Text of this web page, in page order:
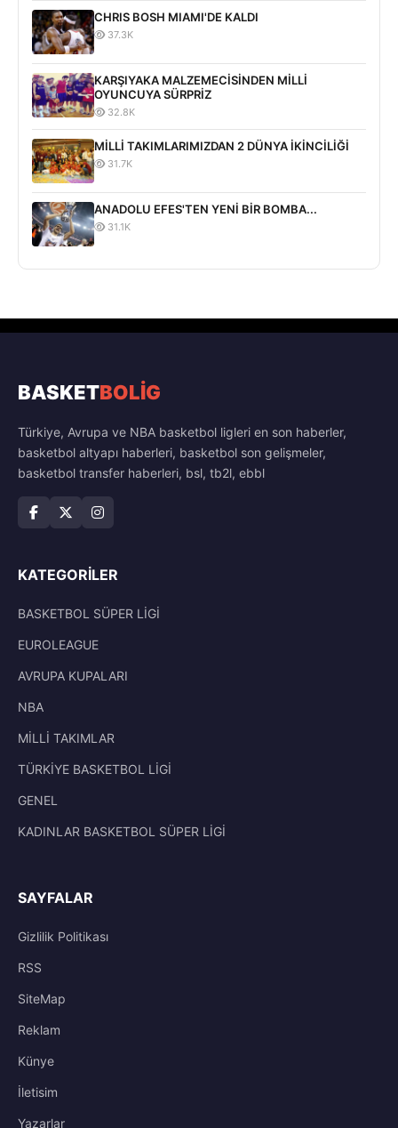
CHRIS BOSH MIAMI'DE KALDI
37.3K
KARŞIYAKA MALZEMECİSİNDEN MİLLİ
OYUNCUYA SÜRPRİZ
32.8K
MİLLİ TAKIMLARIMIZDAN 2 DÜNYA İKİNCİLİĞİ
31.7K
ANADOLU EFES'TEN YENİ BİR BOMBA...
31.1K
BASKETBOLİG
Türkiye, Avrupa ve NBA basketbol ligleri en son haberler,
basketbol altyapı haberleri, basketbol son gelişmeler,
basketbol transfer haberleri, bsl, tb2l, ebbl
KATEGORILER
BASKETBOL SÜPER LİGİ
EUROLEAGUE
AVRUPA KUPALARI
NBA
MİLLİ TAKIMLAR
TÜRKİYE BASKETBOL LİGİ
GENEL
KADINLAR BASKETBOL SÜPER LİGİ
SAYFALAR
Gizlilik Politikası
RSS
SiteMap
Reklam
Künye
İletisim
Yazarlar